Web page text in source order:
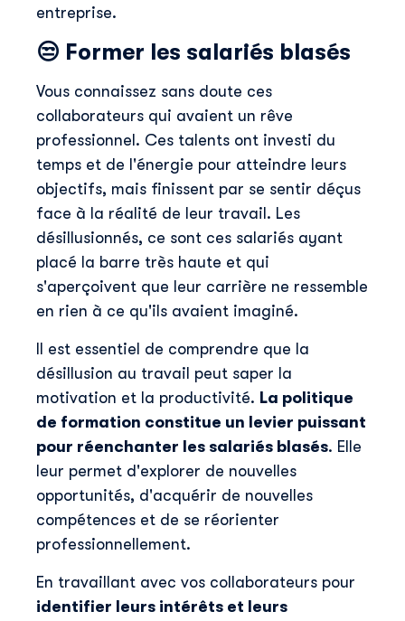
entreprise.
😒 Former les salariés blasés
Vous connaissez sans doute ces
collaborateurs qui avaient un rêve
professionnel. Ces talents ont investi du
temps et de l'énergie pour atteindre leurs
objectifs, mais finissent par se sentir déçus
face à la réalité de leur travail. Les
désillusionnés, ce sont ces salariés ayant
placé la barre très haute et qui
s'aperçoivent que leur carrière ne ressemble
en rien à ce qu'ils avaient imaginé.
Il est essentiel de comprendre que la
désillusion au travail peut saper la
motivation et la productivité. La politique
de formation constitue un levier puissant
pour réenchanter les salariés blasés. Elle
leur permet d'explorer de nouvelles
opportunités, d'acquérir de nouvelles
compétences et de se réorienter
professionnellement.
En travaillant avec vos collaborateurs pour
identifier leurs intérêts et leurs